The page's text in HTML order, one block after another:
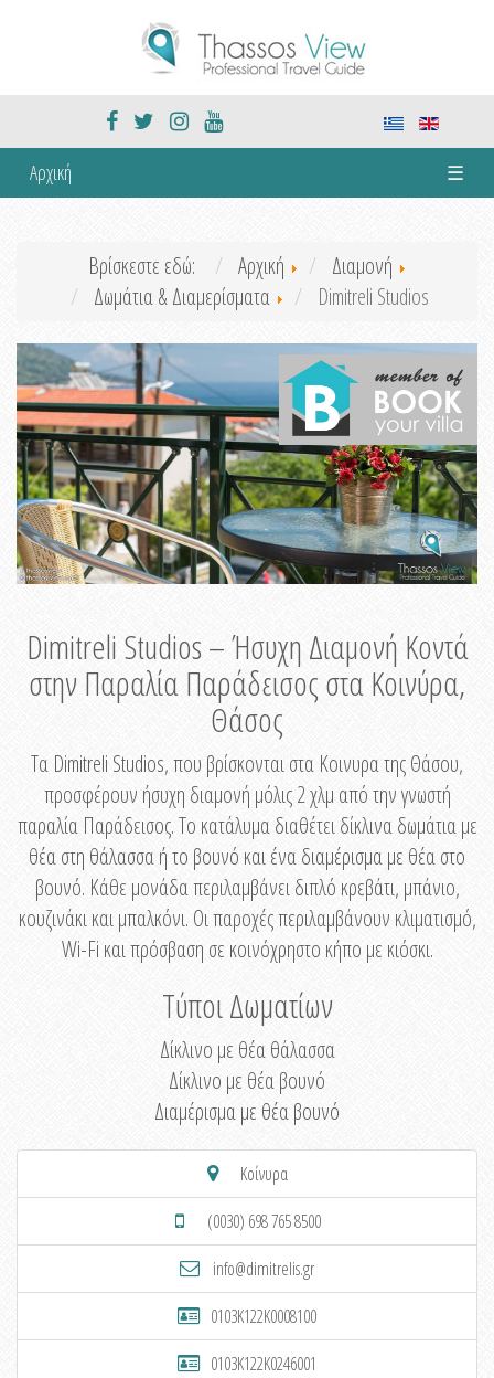
Αρχική ☰
Βρίσκεστε εδώ: Αρχική
Διαμονή
Δωμάτια & Διαμερίσματα
Dimitreli Studios
Dimitreli Studios – Ήσυχη Διαμονή Κοντά
στην Παραλία Παράδεισος στα Κοινύρα,
Θάσος
Τα Dimitreli Studios, που βρίσκονται στα Κοινυρα της Θάσου,
προσφέρουν ήσυχη διαμονή μόλις 2 χλμ από την γνωστή
παραλία Παράδεισος. Το κατάλυμα διαθέτει δίκλινα δωμάτια με
θέα στη θάλασσα ή το βουνό και ένα διαμέρισμα με θέα στο
βουνό. Κάθε μονάδα περιλαμβάνει διπλό κρεβάτι, μπάνιο,
κουζινάκι και μπαλκόνι. Οι παροχές περιλαμβάνουν κλιματισμό,
Wi-Fi και πρόσβαση σε κοινόχρηστο κήπο με κιόσκι.
Τύποι Δωματίων
Δίκλινο με θέα θάλασσα
Δίκλινο με θέα βουνό
Διαμέρισμα με θέα βουνό
Κοίνυρα
(0030) 698 765 8500
info@dimitrelis.gr
0103K122K0008100
0103K122K0246001